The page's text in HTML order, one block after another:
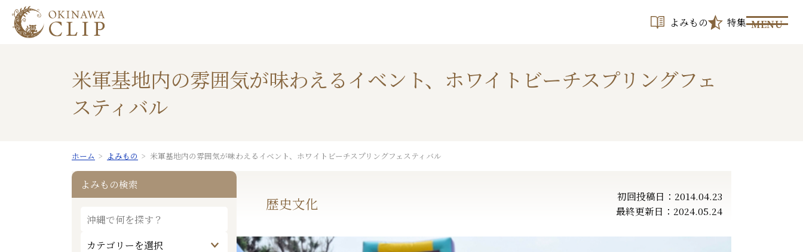
よみもの 特集 MENU
米軍基地内の雰囲気が味わえるイベント、ホワイトビーチスプリングフェ
スティバル
ホーム よみもの 米軍基地内の雰囲気が味わえるイベント、ホワイトビーチスプリングフェスティバル
歴史文化
初回投稿日：2014.04.23
最終更新日：2024.05.24
よみもの検索